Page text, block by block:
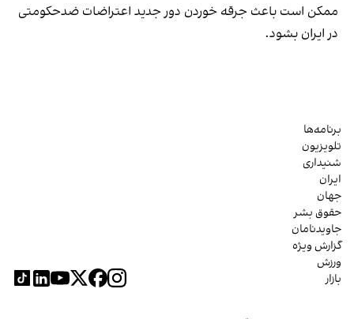
ممکن است باعث جرقه خوردن دور جدید اعتراضات ضدحکومتی
در ایران بشود.
برنامه‌ها
تلویزیون
شنیداری
ایران
جهان
حقوق بشر
جاویدنامان
گزارش ویژه
ورزش
بازار